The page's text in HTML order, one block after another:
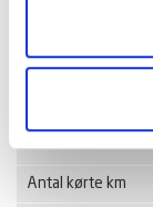
Antal kørte km